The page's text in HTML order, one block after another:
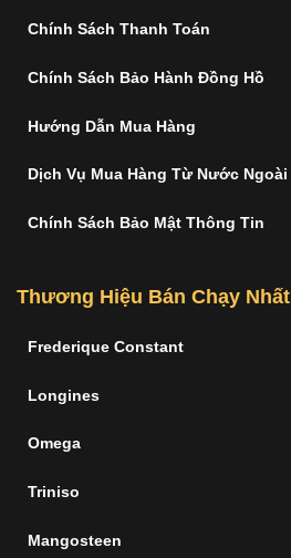
Chính Sách Thanh Toán
Chính Sách Bảo Hành Đồng Hồ
Hướng Dẫn Mua Hàng
Dịch Vụ Mua Hàng Từ Nước Ngoài
Chính Sách Bảo Mật Thông Tin
Thương Hiệu Bán Chạy Nhất
Frederique Constant
Longines
Omega
Triniso
Mangosteen